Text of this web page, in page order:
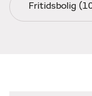
Fritidsbolig